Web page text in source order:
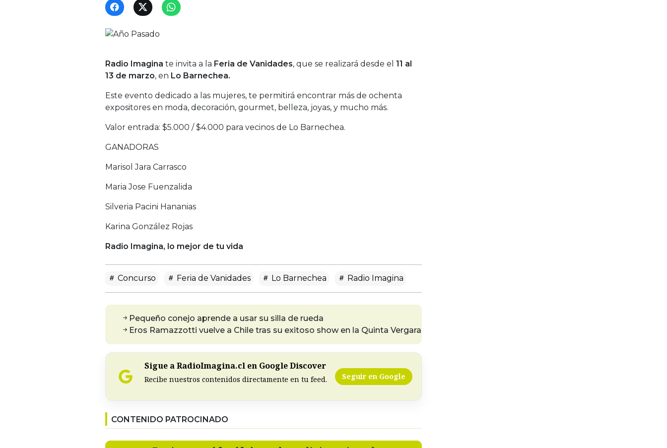
Radio Imagina te invita a la Feria de Vanidades, que se realizará desde el 11 al
13 de marzo, en Lo Barnechea.
Este evento dedicado a las mujeres, te permitirá encontrar más de ochenta
expositores en moda, decoración, gourmet, belleza, joyas, y mucho más.
Valor entrada: $5.000 / $4.000 para vecinos de Lo Barnechea.
GANADORAS
Marisol Jara Carrasco
Maria Jose Fuenzalida
Silveria Pacini Hananias
Karina González Rojas
Radio Imagina, lo mejor de tu vida
Concurso Feria de Vanidades Lo Barnechea Radio Imagina
Pequeño conejo aprende a usar su silla de rueda
Eros Ramazzotti vuelve a Chile tras su exitoso show en la Quinta Vergara
Sigue a RadioImagina.cl en Google Discover
Recibe nuestros contenidos directamente en tu feed. Seguir en Google
CONTENIDO PATROCINADO